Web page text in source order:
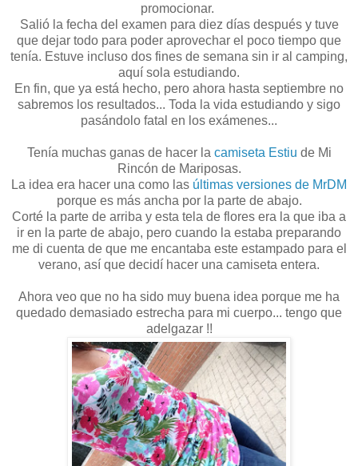
promocionar.
Salió la fecha del examen para diez días después y tuve
que dejar todo para poder aprovechar el poco tiempo que
tenía. Estuve incluso dos fines de semana sin ir al camping,
aquí sola estudiando.
En fin, que ya está hecho, pero ahora hasta septiembre no
sabremos los resultados... Toda la vida estudiando y sigo
pasándolo fatal en los exámenes...
Tenía muchas ganas de hacer la camiseta Estiu de Mi
Rincón de Mariposas.
La idea era hacer una como las últimas versiones de MrDM
porque es más ancha por la parte de abajo.
Corté la parte de arriba y esta tela de flores era la que iba a
ir en la parte de abajo, pero cuando la estaba preparando
me di cuenta de que me encantaba este estampado para el
verano, así que decidí hacer una camiseta entera.
Ahora veo que no ha sido muy buena idea porque me ha
quedado demasiado estrecha para mi cuerpo... tengo que
adelgazar !!